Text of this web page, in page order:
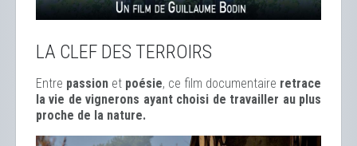
LA CLEF DES TERROIRS
Entre passion et poésie, ce film documentaire retrace
la vie de vignerons ayant choisi de travailler au plus
proche de la nature.